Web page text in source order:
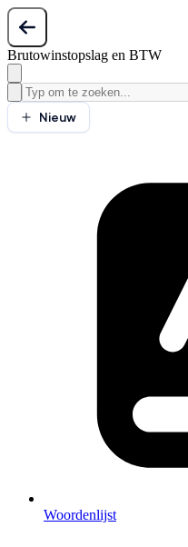
Brutowinstopslag en BTW
Nieuw
Woordenlijst